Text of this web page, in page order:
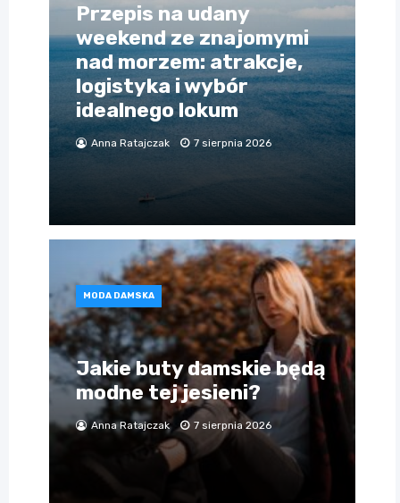
Przepis na udany
weekend ze znajomymi
nad morzem: atrakcje,
logistyka i wybór
idealnego lokum
Anna Ratajczak 7 sierpnia 2026
MODA DAMSKA
Jakie buty damskie będą
modne tej jesieni?
Anna Ratajczak 7 sierpnia 2026